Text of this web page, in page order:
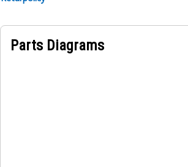
Parts Diagrams